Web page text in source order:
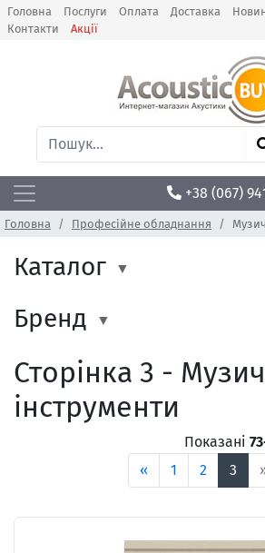
Головна Послуги Оплата Доставка
Контакти
Акції
+38 (067)
Головна Професійне обладнання
Каталог
Бренд
Сторінка 3 -
інструменти
Показані
«
1 2 3